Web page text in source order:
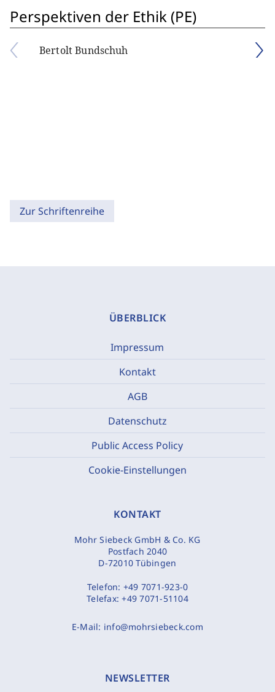
Perspektiven der Ethik (PE)
Bertolt Bundschuh
Zur Schriftenreihe
ÜBERBLICK
Impressum
Kontakt
AGB
Datenschutz
Public Access Policy
Cookie-Einstellungen
KONTAKT
Mohr Siebeck GmbH & Co. KG
Postfach 2040
D-72010 Tübingen
Telefon: +49 7071-923-0
Telefax:+49 7071-51104
E-Mail: info@mohrsiebeck.com
NEWSLETTER